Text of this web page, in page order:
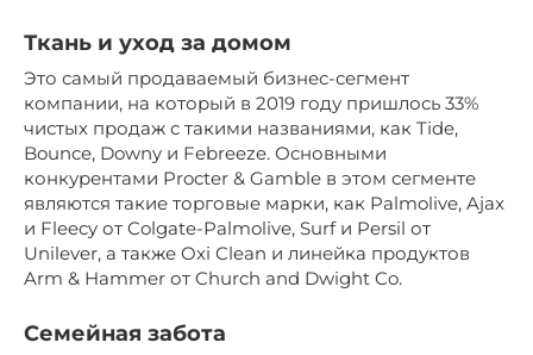
Ткань и уход за домом
Это самый продаваемый бизнес-сегмент
компании, на который в 2019 году пришлось 33%
чистых продаж с такими названиями, как Tide,
Bounce, Downy и Febreeze. Основными
конкурентами Procter & Gamble в этом сегменте
являются такие торговые марки, как Palmolive, Ajax
и Fleecy от Colgate-Palmolive, Surf и Persil от
Unilever, а также Oxi Clean и линейка продуктов
Arm & Hammer от Church and Dwight Co.
Семейная забота